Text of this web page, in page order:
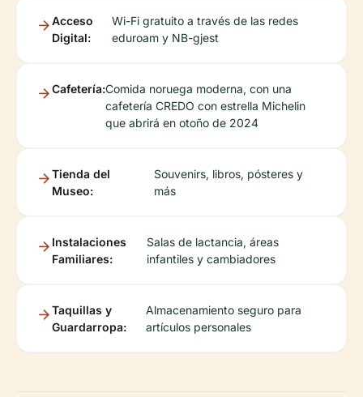
Acceso
Digital:
Wi-Fi gratuito a través de las redes
eduroam y NB-gjest
Cafetería:Comida noruega moderna, con una
cafetería CREDO con estrella Michelin
que abrirá en otoño de 2024
Tienda del
Museo:
Souvenirs, libros, pósteres y
más
Instalaciones
Familiares:
Salas de lactancia, áreas
infantiles y cambiadores
Taquillas y
Guardarropa:
Almacenamiento seguro para
artículos personales